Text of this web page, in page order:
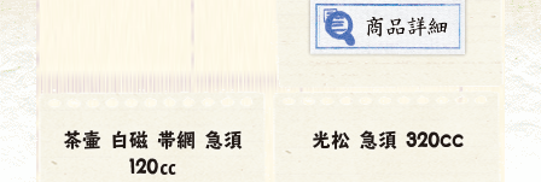
茶壷 白磁 帯網 急須
120㏄
光松 急須 320cc